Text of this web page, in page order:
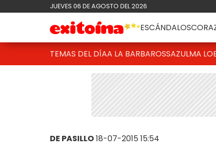
JUEVES 06 DE AGOSTO DEL 2026
ESCÁNDALOS
TEMAS DEL DÍAA LA BARBAROSSAZULMA
DE PASILLO18-07-2015 15:54